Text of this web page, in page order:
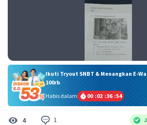
Ikuti Tryout SNBT & Menangkan E-
100rb
Habis dalam
00 :02 :36 :53
4 1